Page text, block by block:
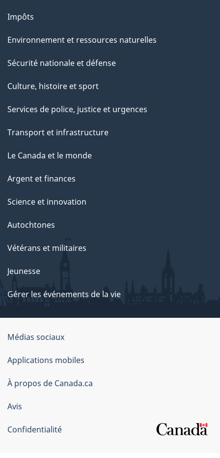
Impôts
Environnement et ressources naturelles
Sécurité nationale et défense
Culture, histoire et sport
Services de police, justice et urgences
Transport et infrastructure
Le Canada et le monde
Argent et finances
Science et innovation
Autochtones
Vétérans et militaires
Jeunesse
Gérer les événements de la vie
Organisation
du
gouvernement
du
Canada
Médias sociaux
Applications mobiles
À propos de Canada.ca
Avis
Confidentialité